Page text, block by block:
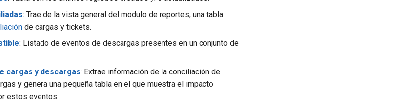
: Trae de la vista general del modulo de reportes, una tabla
de cargas y tickets.
: Listado de eventos de descargas presentes en un conjunto de
cargas y descargas: Extrae información de la conciliación de
y genera una pequeña tabla en el que muestra el impacto
estos eventos.